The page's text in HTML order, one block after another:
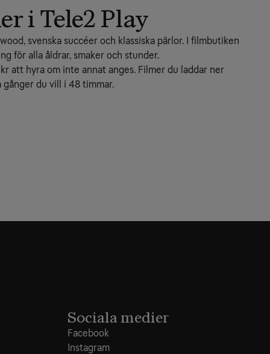
i Tele2 Play
svenska succéer och klassiska pärlor. I filmbutiken
för alla åldrar, smaker och stunder.
att hyra om inte annat anges. Filmer du laddar ner
gånger du vill i 48 timmar.
Sociala medier
Facebook
Instagram